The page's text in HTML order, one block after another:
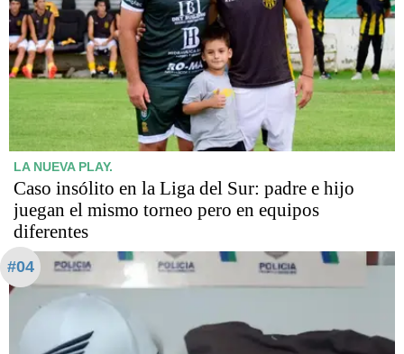
LA NUEVA PLAY.
Caso insólito en la Liga del Sur: padre e hijo
juegan el mismo torneo pero en equipos
diferentes
#04